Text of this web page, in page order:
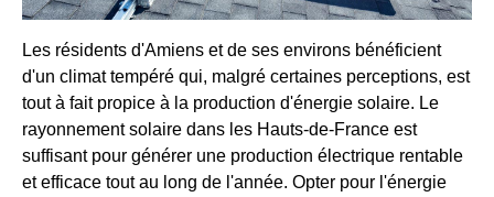
Les résidents d'Amiens et de ses environs bénéficient
d'un climat tempéré qui, malgré certaines perceptions, est
tout à fait propice à la production d'énergie solaire. Le
rayonnement solaire dans les Hauts-de-France est
suffisant pour générer une production électrique rentable
et efficace tout au long de l'année. Opter pour l'énergie